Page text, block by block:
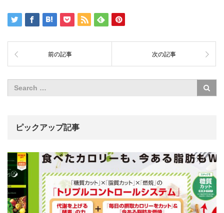
前の記事 次の記事
ピックアップ記事